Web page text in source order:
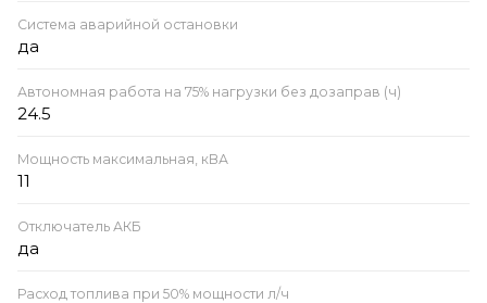
Система аварийной остановки
да
Автономная работа на 75% нагрузки без дозаправ (ч)
24.5
Мощность максимальная, кВА
11
Отключатель АКБ
да
Расход топлива при 50% мощности л/ч